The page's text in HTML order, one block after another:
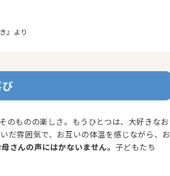
』より
のものの楽しさ。もうひとつは、大好きなお
だ雰囲気で、お互いの体温を感じながら、お
さんの声にはかないません。 子どもたち